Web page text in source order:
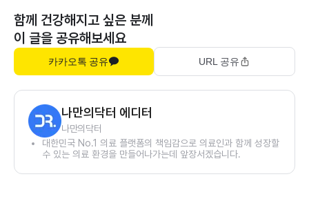
함께 건강해지고 싶은 분께
이 글을 공유해보세요
카카오톡 공유 URL 공유
나만의닥터 에디터
나만의닥터
대한민국 No.1 의료 플랫폼의 책임감으로 의료인과 함께 성장할
수 있는 의료 환경을 만들어나가는데 앞장서겠습니다.